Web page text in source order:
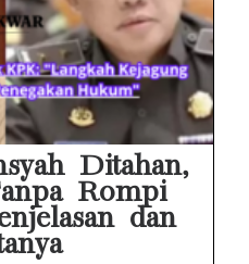
Ditahan,
Rompi
dan